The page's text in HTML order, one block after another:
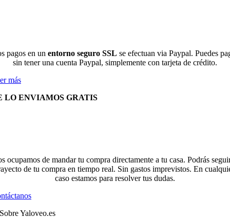
pagos en un entorno seguro SSL se efectuan via Paypal. Puedes
sin tener una cuenta Paypal, simplemente con tarjeta de crédito.
más
LO ENVIAMOS GRATIS
ocupamos de mandar tu compra directamente a tu casa. Podrás
de tu compra en tiempo real. Sin gastos imprevistos. En
caso estamos para resolver tus dudas.
Sobre Yaloveo.es